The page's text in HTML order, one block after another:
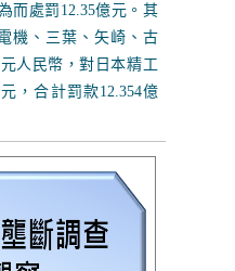
而處罰12.35億元。其
機、三葉、矢崎、古
人民幣，對日本精工
，合計罰款12.354億